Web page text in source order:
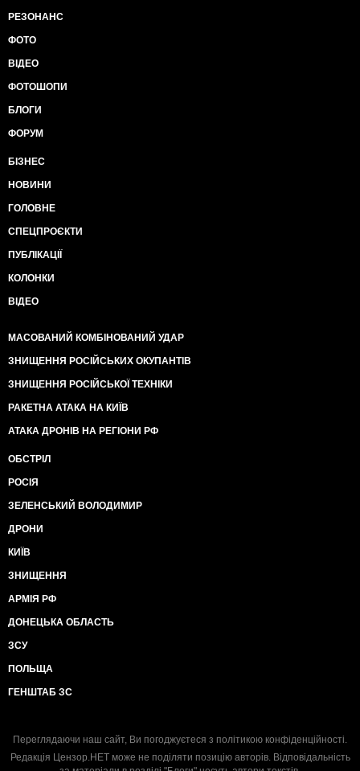
РЕЗОНАНС
ФОТО
ВІДЕО
ФОТОШОПИ
БЛОГИ
ФОРУМ
БІЗНЕС
НОВИНИ
ГОЛОВНЕ
СПЕЦПРОЄКТИ
ПУБЛІКАЦІЇ
КОЛОНКИ
ВІДЕО
МАСОВАНИЙ КОМБІНОВАНИЙ УДАР
ЗНИЩЕННЯ РОСІЙСЬКИХ ОКУПАНТІВ
ЗНИЩЕННЯ РОСІЙСЬКОЇ ТЕХНІКИ
РАКЕТНА АТАКА НА КИЇВ
АТАКА ДРОНІВ НА РЕГІОНИ РФ
ОБСТРІЛ
РОСІЯ
ЗЕЛЕНСЬКИЙ ВОЛОДИМИР
ДРОНИ
КИЇВ
ЗНИЩЕННЯ
АРМІЯ РФ
ДОНЕЦЬКА ОБЛАСТЬ
ЗСУ
ПОЛЬЩА
ГЕНШТАБ ЗС
Переглядаючи наш сайт, Ви погоджуєтеся з політикою конфіденційності.
Редакція Цензор.НЕТ може не поділяти позицію авторів. Відповідальність